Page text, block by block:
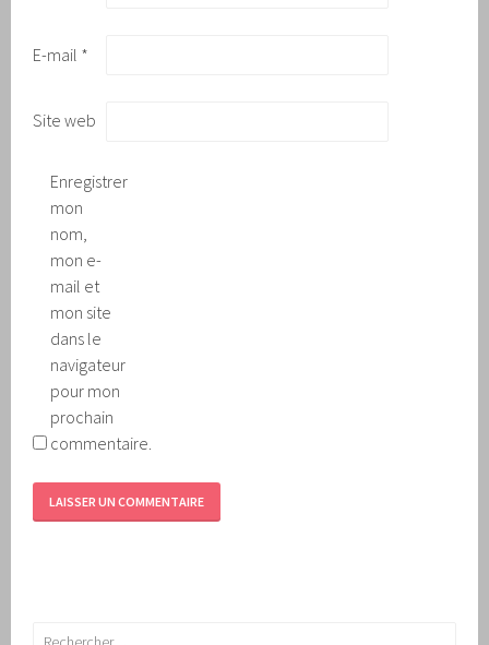
E-mail *
Site web
Enregistrer
mon
nom,
mon e-
mail et
mon site
dans le
navigateur
pour mon
prochain
commentaire.
Rechercher :